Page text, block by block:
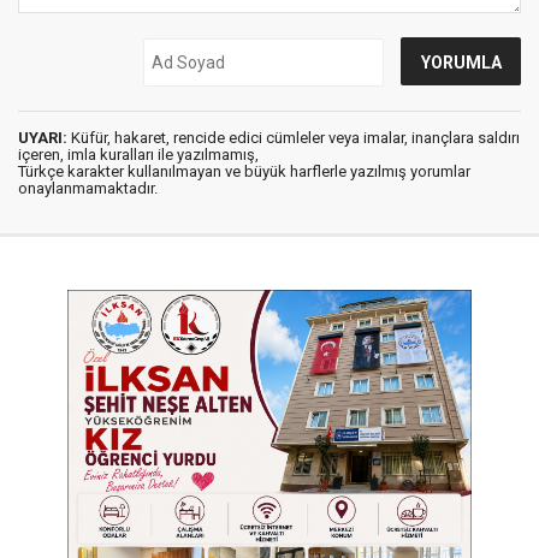
UYARI: Küfür, hakaret, rencide edici cümleler veya imalar, inançlara saldırı
içeren, imla kuralları ile yazılmamış,
Türkçe karakter kullanılmayan ve büyük harflerle yazılmış yorumlar
onaylanmamaktadır.